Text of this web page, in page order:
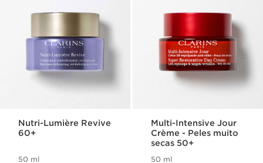
Nutri-Lumière Revive
60+
50 ml
Multi-Intensive Jour
Crème - Peles muito
secas 50+
50 ml